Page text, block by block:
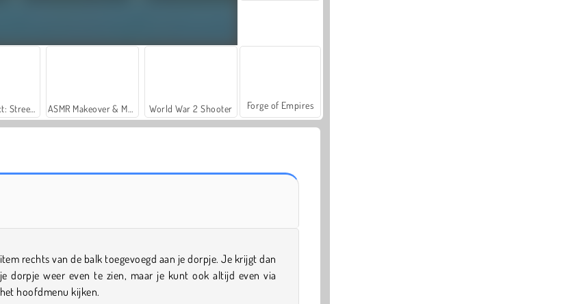
World War 2 Shooter Forge of Empires
item rechts van de balk toegevoegd aan je dorpje. Je krijgt dan
je dorpje weer even te zien, maar je kunt ook altijd even via
het hoofdmenu kijken.